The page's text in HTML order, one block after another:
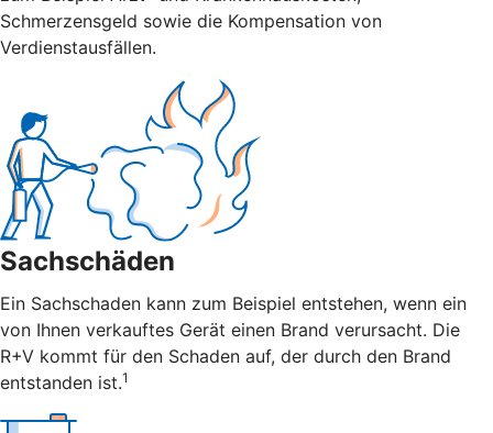
Schmerzensgeld sowie die Kompensation von
Verdienstausfällen.
Sachschäden
Ein Sachschaden kann zum Beispiel entstehen, wenn ein
von Ihnen verkauftes Gerät einen Brand verursacht. Die
R+V kommt für den Schaden auf, der durch den Brand
entstanden ist.1